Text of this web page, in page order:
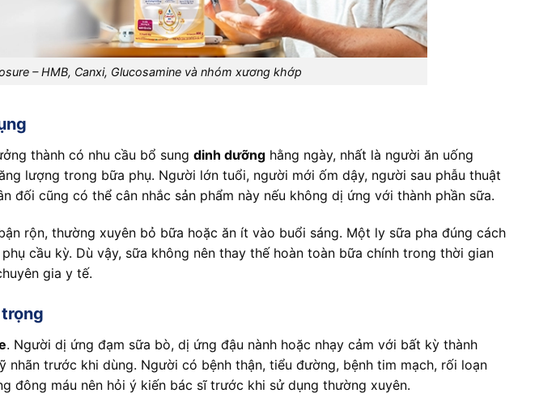
– HMB, Canxi, Glucosamine và nhóm xương khớp
thành có nhu cầu bổ sung dinh dưỡng hằng ngày, nhất là người ăn uống
lượng trong bữa phụ. Người lớn tuổi, người mới ốm dậy, người sau phẫu thuật
đối cũng có thể cân nhắc sản phẩm này nếu không dị ứng với thành phần sữa.
rộn, thường xuyên bỏ bữa hoặc ăn ít vào buổi sáng. Một ly sữa pha đúng cách
cầu kỳ. Dù vậy, sữa không nên thay thế hoàn toàn bữa chính trong thời gian
gia y tế.
. Người dị ứng đạm sữa bò, dị ứng đậu nành hoặc nhạy cảm với bất kỳ thành
nhãn trước khi dùng. Người có bệnh thận, tiểu đường, bệnh tim mạch, rối loạn
đông máu nên hỏi ý kiến bác sĩ trước khi sử dụng thường xuyên.